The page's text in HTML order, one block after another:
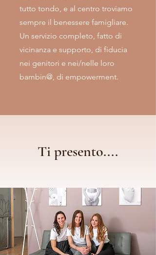
tutto tondo, e al centro troviamo
sempre il benessere famigliare.
Un servizio completo, fatto di
vicinanza e supporto, di fiducia
nei genitori e nei/nelle loro
bambin@, di empowerment.
Ti presento....